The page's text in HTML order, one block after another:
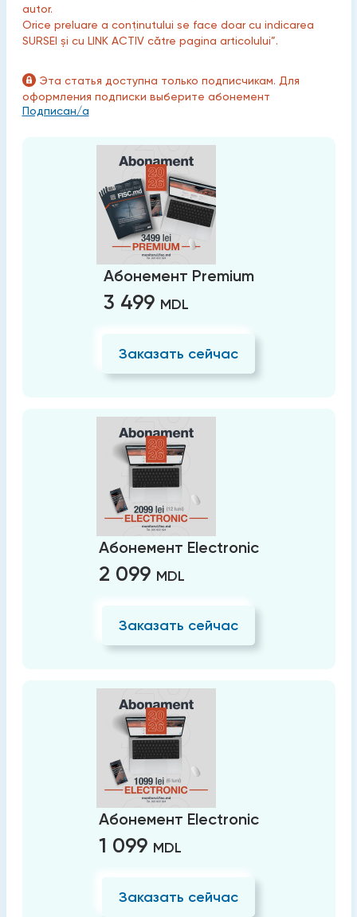
autor.
Orice preluare a conținutului se face doar cu indicarea
SURSEI și cu LINK ACTIV către pagina articolului”.
Эта статья доступна только подписчикам. Для
оформления подписки выберите абонемент
Подписан/а
Абонемент Premium
3 499 MDL
Заказать сейчас
Абонемент Electronic
2 099 MDL
Заказать сейчас
Абонемент Electronic
1 099 MDL
Заказать сейчас